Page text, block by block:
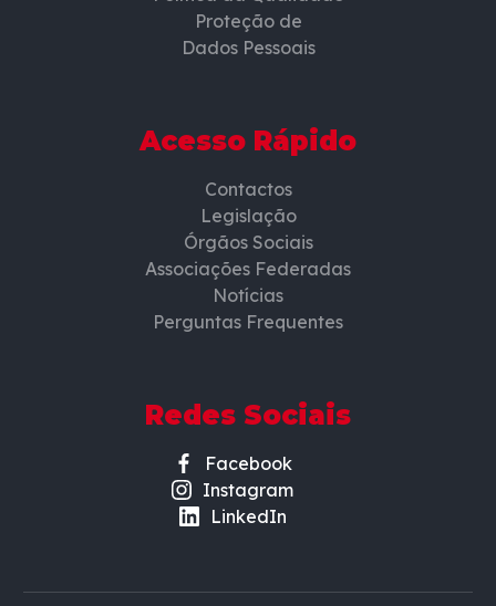
Proteção de
Dados Pessoais
Acesso Rápido
Contactos
Legislação
Órgãos Sociais
Associações Federadas
Notícias
Perguntas Frequentes
Redes Sociais
Facebook
Instagram
LinkedIn